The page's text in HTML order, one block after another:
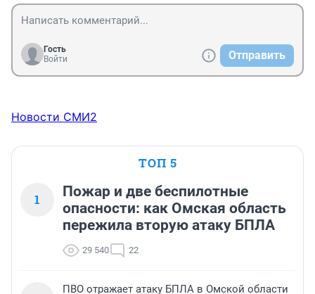
Гость
Войти
Отправить
Новости СМИ2
ТОП 5
1
Пожар и две беспилотные
опасности: как Омская область
пережила вторую атаку БПЛА
29 540 22
ПВО отражает атаку БПЛА в Омской области